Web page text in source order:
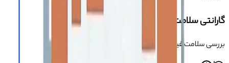
گارانتی سلامت محصول
بررسی سلامت فیزیکی کالا قبل از ارسال